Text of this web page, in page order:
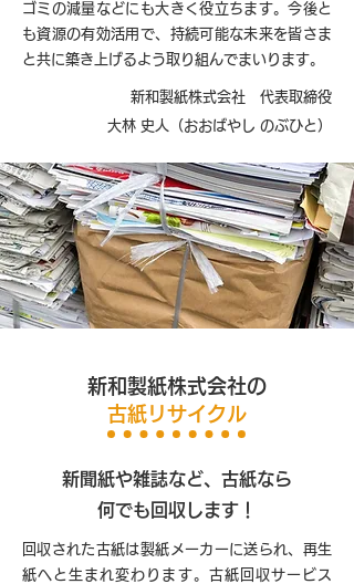
ゴミの減量などにも大きく役立ちます。今後と
も資源の有効活用で、持続可能な未来を皆さま
と共に築き上げるよう取り組んでまいります。
新和製紙株式会社 代表取締役
大林 史人（おおばやし のぶひと）
新和製紙株式会社の
古紙リサイクル
新聞紙や雑誌など、古紙なら
何でも回収します！
回収された古紙は製紙メーカーに送られ、再生
紙へと生まれ変わります。古紙回収サービス